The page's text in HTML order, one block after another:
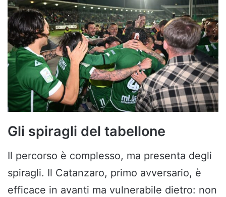
Gli spiragli del tabellone
Il percorso è complesso, ma presenta degli
spiragli. Il Catanzaro, primo avversario, è
efficace in avanti ma vulnerabile dietro: non